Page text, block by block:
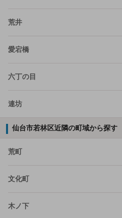
荒井
愛宕橋
六丁の目
連坊
仙台市若林区近隣の町域から探す
荒町
文化町
木ノ下